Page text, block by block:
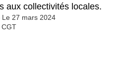
aux collectivités locales.
Le 27 mars 2024
CGT